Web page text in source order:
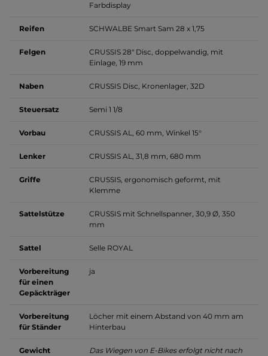
Farbdisplay
Reifen SCHWALBE Smart Sam 28 x 1,75
Felgen
CRUSSIS 28" Disc, doppelwandig, mit
Einlage, 19 mm
Naben CRUSSIS Disc, Kronenlager, 32D
Steuersatz Semi 1 1/8
Vorbau CRUSSIS AL, 60 mm, Winkel 15°
Lenker CRUSSIS AL, 31,8 mm, 680 mm
Griffe
CRUSSIS, ergonomisch geformt, mit
Klemme
Sattelstütze
CRUSSIS mit Schnellspanner, 30,9 Ø, 350
mm
Sattel Selle ROYAL
Vorbereitung
für einen
Gepäckträger
ja
Vorbereitung
für Ständer
Löcher mit einem Abstand von 40 mm am
Hinterbau
Gewicht
Das Wiegen von E-Bikes erfolgt nicht nach